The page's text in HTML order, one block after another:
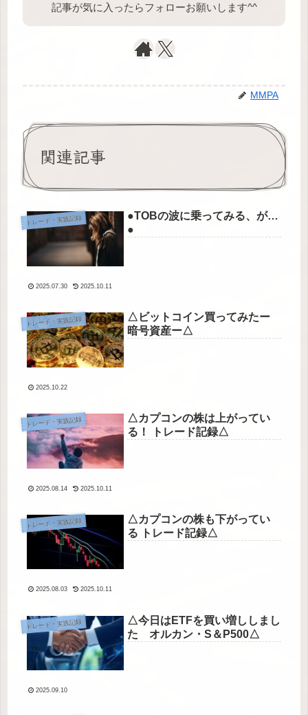
記事が気に入ったらフォローお願いします^⁠^⁠
MMPA
関連記事
トレード・実践記録
●TOBの波に乗ってみる、が…
●
2025.07.30 2025.10.11
トレード・実践記録
△ビットコイン買ってみたー
暗号資産ー△
2025.10.22
トレード・実践記録
△カプコンの株は上がってい
る！ トレード記録△
2025.08.14 2025.10.11
トレード・実践記録
△カプコンの株も下がってい
る トレード記録△
2025.08.03 2025.10.11
トレード・実践記録
△今日はETFを買い増ししまし
た オルカン・S＆P500△
2025.09.10